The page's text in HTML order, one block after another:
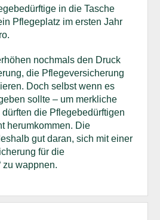
in die Tasche
Pflegeplatz im ersten Jahr
nochmals den Druck
die Pflegeversicherung
Doch selbst wenn es
sollte – um merkliche
die Pflegebedürftigen
herumkommen. Die
gut daran, sich mit einer
für die
zu wappnen.